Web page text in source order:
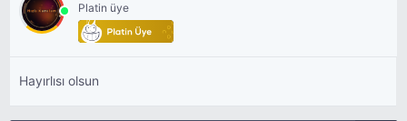
Platin üye
Hayırlısı olsun